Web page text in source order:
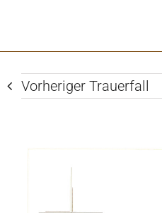
Vorheriger Trauerfall